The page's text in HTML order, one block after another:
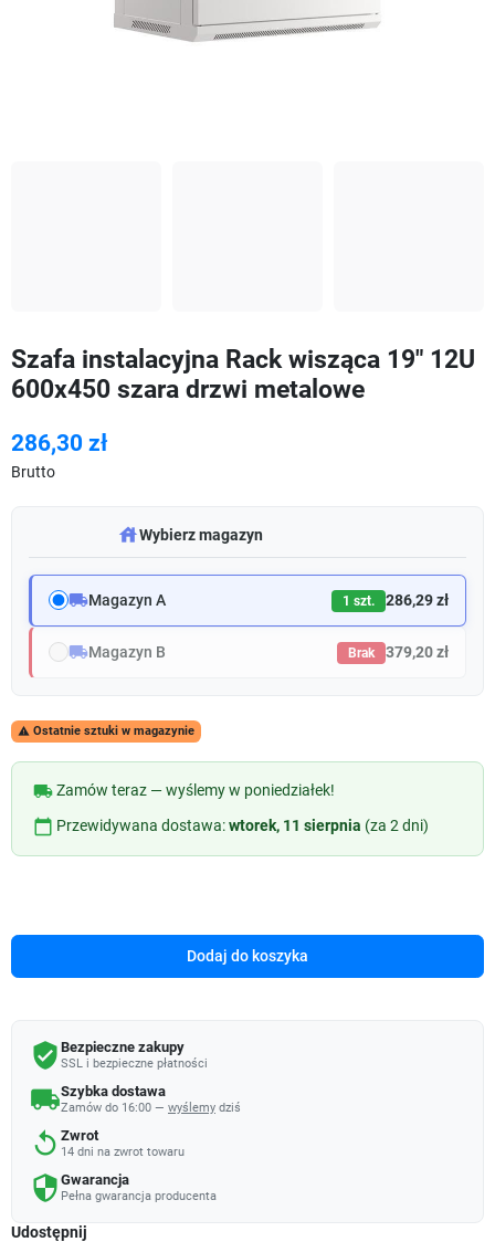
Szafa instalacyjna Rack wisząca 19" 12U
600x450 szara drzwi metalowe
286,30 zł
Brutto
warehouseWybierz magazyn
local_shippingMagazyn A 1 szt. 286,29 zł
local_shippingMagazyn B Brak 379,20 zł
 Ostatnie sztuki w magazynie
local_shippingZamów teraz — wyślemy w poniedziałek!
calendar_today Przewidywana dostawa:wtorek, 11 sierpnia (za 2 dni)
Dodaj do koszyka
verified_user Bezpieczne zakupy
SSL i bezpieczne płatności
local_shippingSzybka dostawa
Zamów do 16:00 — wyślemy dziś
replay Zwrot
14 dni na zwrot towaru
security Gwarancja
Pełna gwarancja producenta
Udostępnij